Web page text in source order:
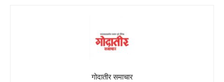
गोदातीर समाचार